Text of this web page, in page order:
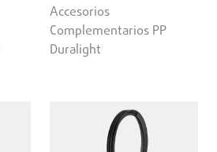
Accesorios
Complementarios PP
Duralight